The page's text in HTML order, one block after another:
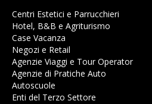
Centri Estetici e Parrucchieri
Hotel, B&B e Agriturismo
Case Vacanza
Negozi e Retail
Agenzie Viaggi e Tour Operator
Agenzie di Pratiche Auto
Autoscuole
Enti del Terzo Settore